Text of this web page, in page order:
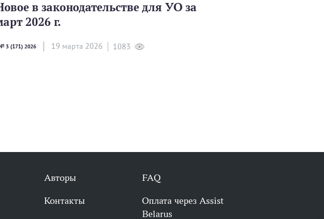
в законодательстве для УО за
2026 г.
3 (171) 2026 19 мартa 2026 1083
Авторы FAQ
Контакты
Оплата через Assist
Belarus